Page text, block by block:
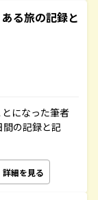
る旅の記録と
になった筆者
の記録と記
詳細を見る